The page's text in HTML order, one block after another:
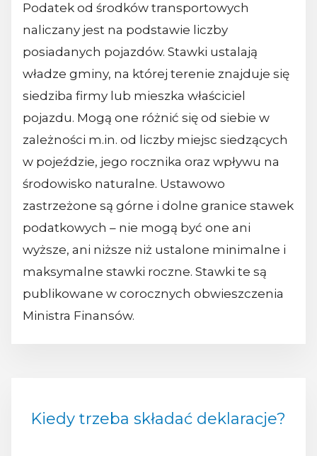
Podatek od środków transportowych
naliczany jest na podstawie liczby
posiadanych pojazdów. Stawki ustalają
władze gminy, na której terenie znajduje się
siedziba firmy lub mieszka właściciel
pojazdu. Mogą one różnić się od siebie w
zależności m.in. od liczby miejsc siedzących
w pojeździe, jego rocznika oraz wpływu na
środowisko naturalne. Ustawowo
zastrzeżone są górne i dolne granice stawek
podatkowych – nie mogą być one ani
wyższe, ani niższe niż ustalone minimalne i
maksymalne stawki roczne. Stawki te są
publikowane w corocznych obwieszczenia
Ministra Finansów.
Kiedy trzeba składać deklaracje?